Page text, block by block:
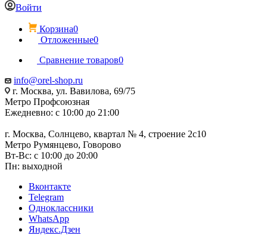
Войти
Корзина0
Отложенные0
Сравнение товаров0
info@orel-shop.ru
г. Москва, ул. Вавилова, 69/75
Метро Профсоюзная
Ежедневно: с 10:00 до 21:00
г. Москва, Солнцево, квартал № 4, строение 2с10
Метро Румянцево, Говорово
Вт-Вс: с 10:00 до 20:00
Пн: выходной
Вконтакте
Telegram
Одноклассники
WhatsApp
Яндекс.Дзен